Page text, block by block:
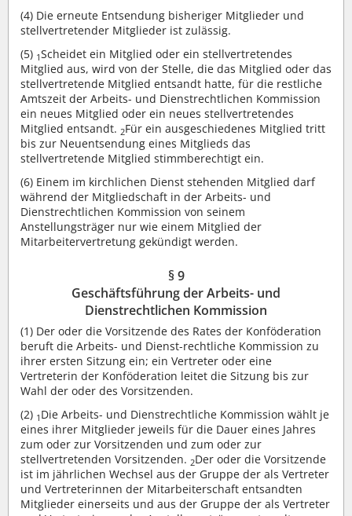
(4) Die erneute Entsendung bisheriger Mitglieder und
stellvertretender Mitglieder ist zulässig.
(5) 1Scheidet ein Mitglied oder ein stellvertretendes
Mitglied aus, wird von der Stelle, die das Mitglied oder das
stellvertretende Mitglied entsandt hatte, für die restliche
Amtszeit der Arbeits- und Dienstrechtlichen Kommission
ein neues Mitglied oder ein neues stellvertretendes
Mitglied entsandt. 2Für ein ausgeschiedenes Mitglied tritt
bis zur Neuentsendung eines Mitglieds das
stellvertretende Mitglied stimmberechtigt ein.
(6) Einem im kirchlichen Dienst stehenden Mitglied darf
während der Mitgliedschaft in der Arbeits- und
Dienstrechtlichen Kommission von seinem
Anstellungsträger nur wie einem Mitglied der
Mitarbeitervertretung gekündigt werden.
§ 9
Geschäftsführung der Arbeits- und
Dienstrechtlichen Kommission
(1) Der oder die Vorsitzende des Rates der Konföderation
beruft die Arbeits- und Dienst-rechtliche Kommission zu
ihrer ersten Sitzung ein; ein Vertreter oder eine
Vertreterin der Konföderation leitet die Sitzung bis zur
Wahl der oder des Vorsitzenden.
(2) 1 Die Arbeits- und Dienstrechtliche Kommission wählt je
eines ihrer Mitglieder jeweils für die Dauer eines Jahres
zum oder zur Vorsitzenden und zum oder zur
stellvertretenden Vorsitzenden. 2Der oder die Vorsitzende
ist im jährlichen Wechsel aus der Gruppe der als Vertreter
und Vertreterinnen der Mitarbeiterschaft entsandten
Mitglieder einerseits und aus der Gruppe der als Vertreter